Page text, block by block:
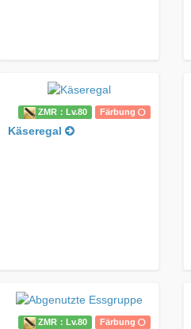
ZMR：Lv.80 Färbung
Käseregal
ZMR：Lv.80 Färbung